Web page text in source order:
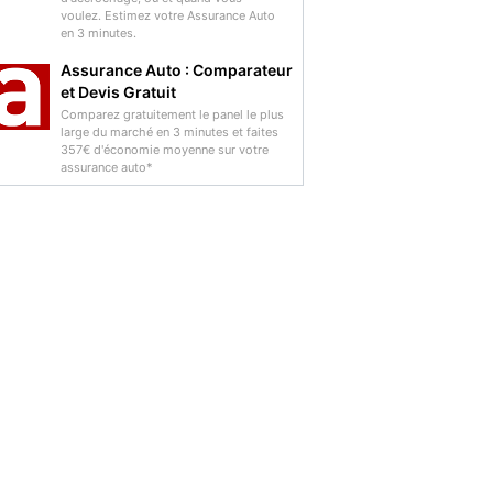
voulez. Estimez votre Assurance Auto
en 3 minutes.
Assurance Auto : Comparateur
et Devis Gratuit
Comparez gratuitement le panel le plus
large du marché en 3 minutes et faites
357€ d'économie moyenne sur votre
assurance auto*